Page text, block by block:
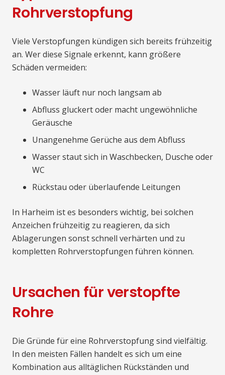
Rohrverstopfung
Viele Verstopfungen kündigen sich bereits frühzeitig
an. Wer diese Signale erkennt, kann größere
Schäden vermeiden:
Wasser läuft nur noch langsam ab
Abfluss gluckert oder macht ungewöhnliche
Geräusche
Unangenehme Gerüche aus dem Abfluss
Wasser staut sich in Waschbecken, Dusche oder
WC
Rückstau oder überlaufende Leitungen
In Harheim ist es besonders wichtig, bei solchen
Anzeichen frühzeitig zu reagieren, da sich
Ablagerungen sonst schnell verhärten und zu
kompletten Rohrverstopfungen führen können.
Ursachen für verstopfte
Rohre
Die Gründe für eine Rohrverstopfung sind vielfältig.
In den meisten Fällen handelt es sich um eine
Kombination aus alltäglichen Rückständen und